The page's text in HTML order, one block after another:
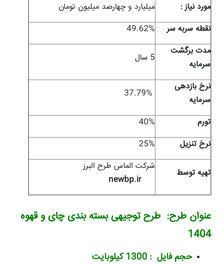
مورد نياز :
میلیارد و چهارصد میلیون تومان
نقطه سربه سر
49.62%
مدت برگشت
سرمایه
5 سال
نرخ بازدهی
سرمایه
37.79%
تورم
40%
نرخ تنزیل
25%
تهیه توسط
شرکت الماس طرح البرز
newbp.ir
عنوان طرح: طرح توجیهی بسته بندی چای و قهوه
1404
حجم فایل : 1300 کیلوبایت